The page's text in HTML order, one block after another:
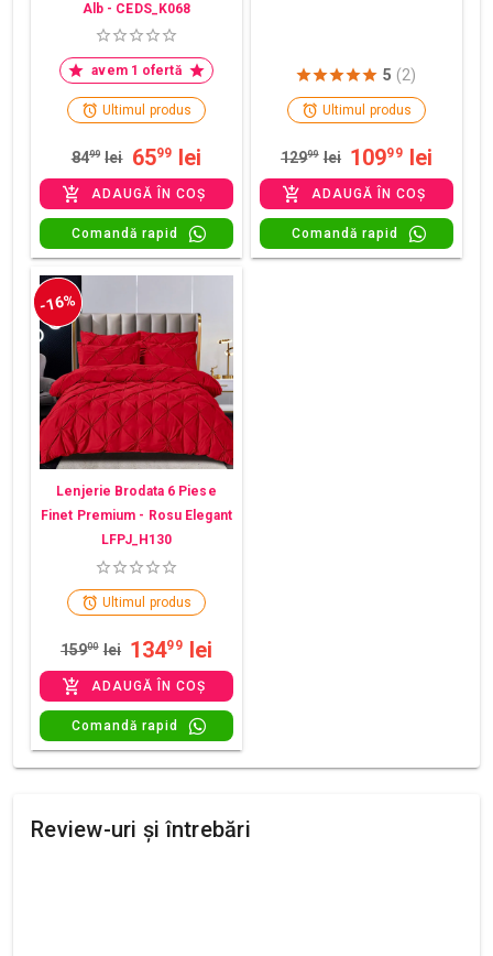
Alb - CEDS_K068
avem 1 ofertă
Ultimul produs
8499 lei 6599 lei
ADAUGĂ ÎN COȘ
Comandă rapid
5 (2)
Ultimul produs
12999 lei 10999 lei
ADAUGĂ ÎN COȘ
Comandă rapid
-16%
Lenjerie Brodata 6 Piese
Finet Premium - Rosu Elegant
LFPJ_H130
Ultimul produs
15900 lei 13499 lei
ADAUGĂ ÎN COȘ
Comandă rapid
Review-uri și întrebări